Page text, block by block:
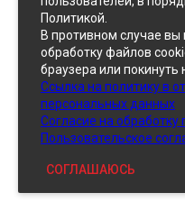
Кожзам
Политикой.
В противном случае
обработку файлов
браузера или покинуть
Ссылка на политику в
персональных данных
Согласие на
Пользовательское
СОГЛАШАЮСЬ